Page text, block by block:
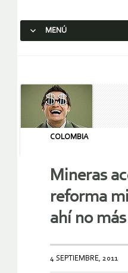
MENÚ
COLOMBIA
Mineras
reforma
ahí no más
4 SEPTIEMBRE, 2011